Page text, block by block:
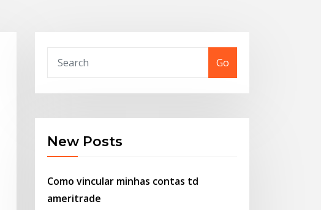
Go
New Posts
Como vincular minhas contas td
ameritrade